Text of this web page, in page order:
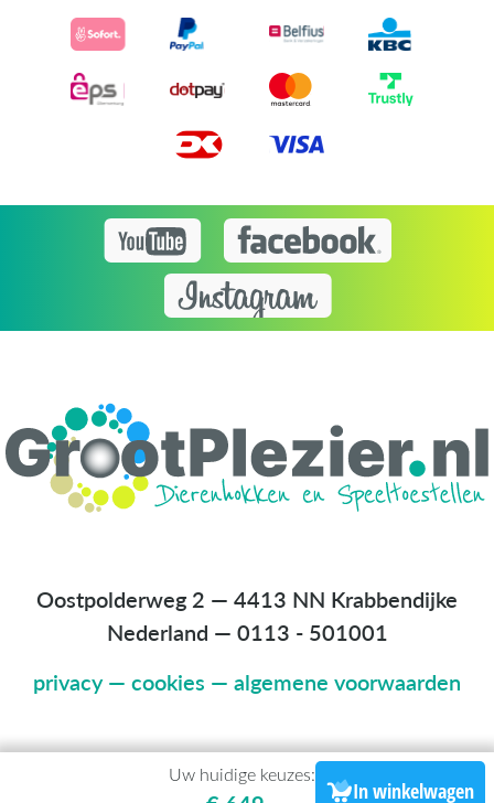
Uw huidige keuzes:
In winkelwagen
Oostpolderweg 2 — 4413 NN Krabbendijke
Nederland — 0113 - 501001
privacy— cookies — algemene voorwaarden